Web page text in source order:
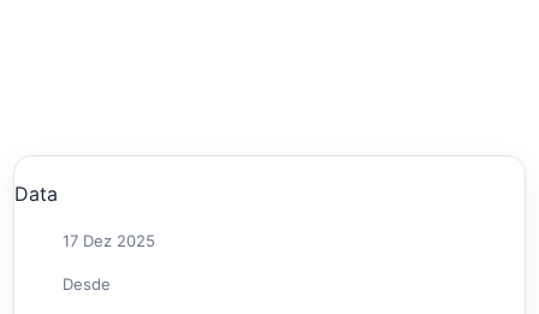
Data
17 Dez 2025
Desde